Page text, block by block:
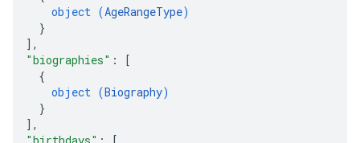
object (AgeRangeType)
}
] ,
"biographies" :
[
{
object (Biography)
}
] ,